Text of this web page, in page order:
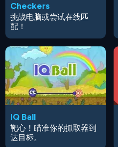
Checkers
挑战电脑或尝试在线匹
配！
IQ Ball
靶心！瞄准你的抓取器到
达目标。